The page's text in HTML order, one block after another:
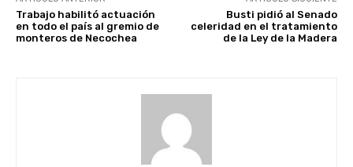
Trabajo habilitó actuación
en todo el país al gremio de
monteros de Necochea
Busti pidió al Senado
celeridad en el tratamiento
de la Ley de la Madera